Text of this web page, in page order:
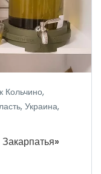
Кольчино,
Украина,